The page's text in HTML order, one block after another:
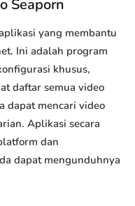
Seaporn
yang membantu
Ini adalah program
khusus,
daftar semua video
dapat mencari video
Aplikasi secara
dan
dapat mengunduhnya